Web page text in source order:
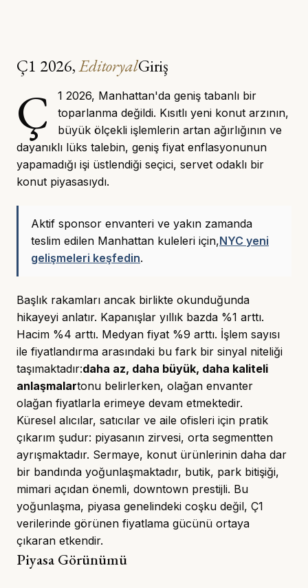
Ç1 2026,EditoryalGiriş
Ç
1 2026, Manhattan'da geniş tabanlı bir
toparlanma değildi. Kısıtlı yeni konut arzının,
büyük ölçekli işlemlerin artan ağırlığının ve
dayanıklı lüks talebin, geniş fiyat enflasyonunun
yapamadığı işi üstlendiği seçici, servet odaklı bir
konut piyasasıydı.
Aktif sponsor envanteri ve yakın zamanda
teslim edilen Manhattan kuleleri için,NYC yeni
gelişmeleri keşfedin.
Başlık rakamları ancak birlikte okunduğunda
hikayeyi anlatır. Kapanışlar yıllık bazda %1 arttı.
Hacim %4 arttı. Medyan fiyat %9 arttı. İşlem sayısı
ile fiyatlandırma arasındaki bu fark bir sinyal niteliği
taşımaktadır:daha az, daha büyük, daha kaliteli
anlaşmalartonu belirlerken, olağan envanter
olağan fiyatlarla erimeye devam etmektedir.
Küresel alıcılar, satıcılar ve aile ofisleri için pratik
çıkarım şudur: piyasanın zirvesi, orta segmentten
ayrışmaktadır. Sermaye, konut ürünlerinin daha dar
bir bandında yoğunlaşmaktadır, butik, park bitişiği,
mimari açıdan önemli, downtown prestijli. Bu
yoğunlaşma, piyasa genelindeki coşku değil, Ç1
verilerinde görünen fiyatlama gücünü ortaya
çıkaran etkendir.
Piyasa Görünümü